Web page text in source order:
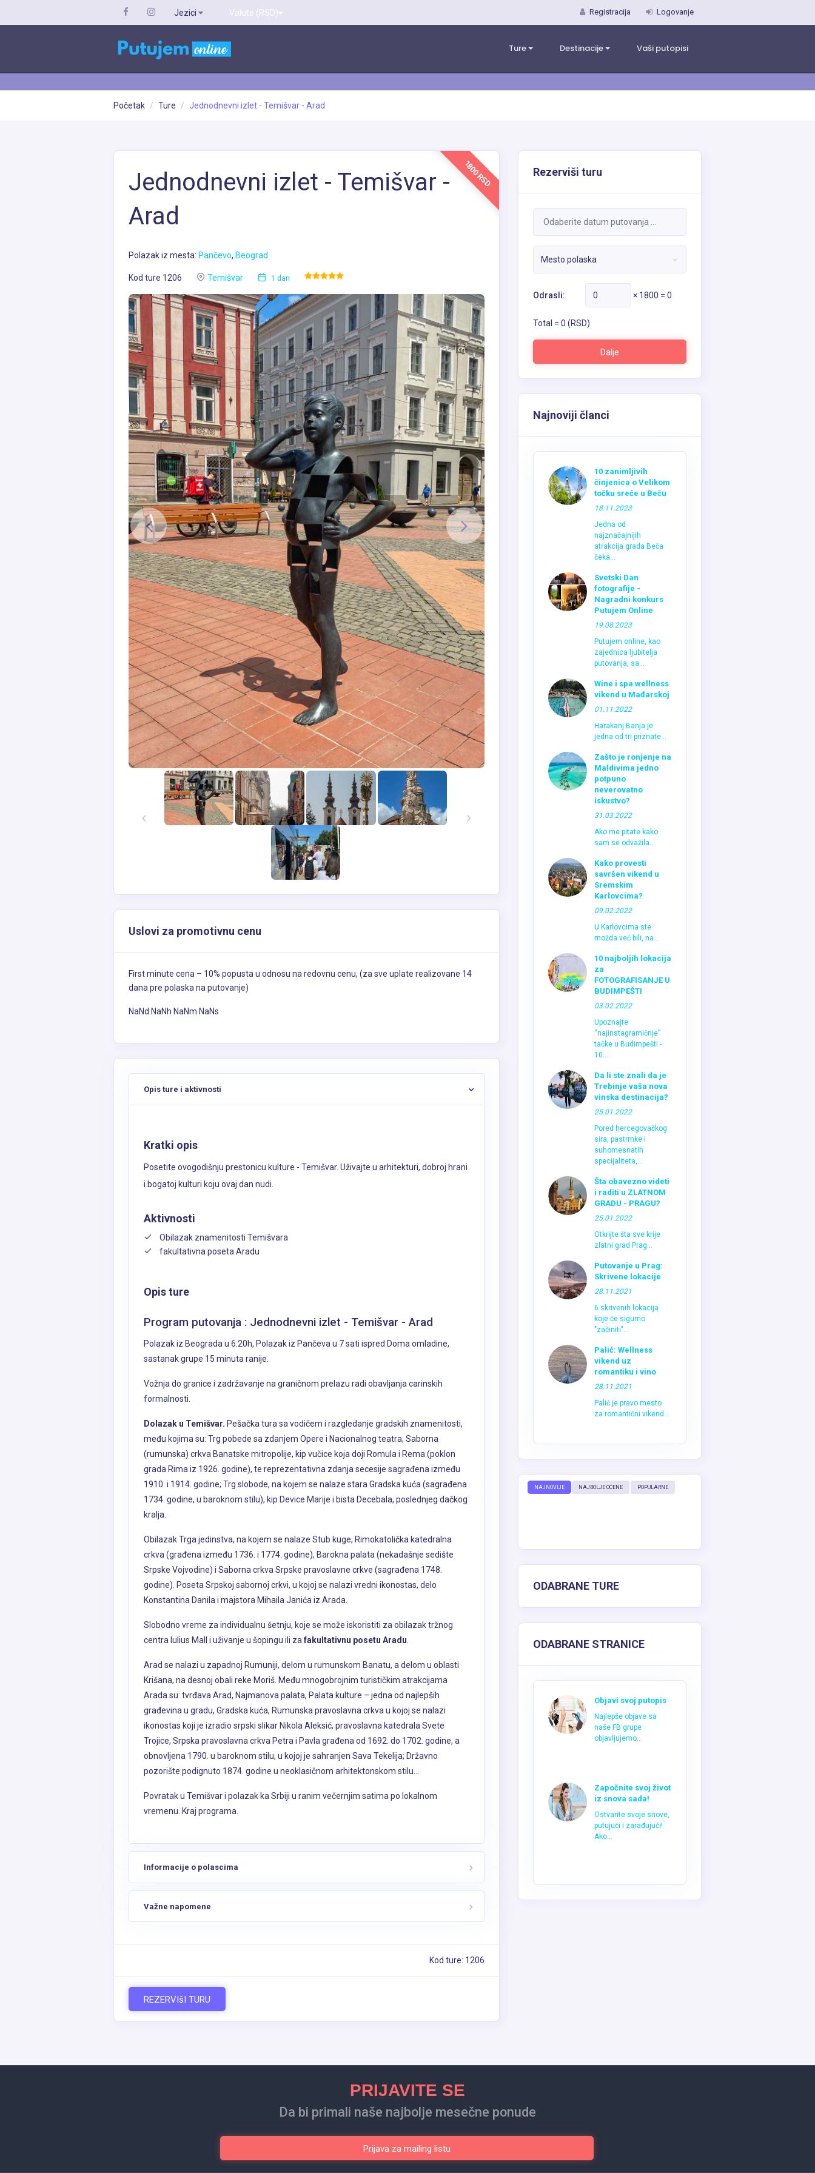
Jezici Valute (RSD) Registracija Logovanje
Ture Destinacije Vaši putopisi
Početak Ture Jednodnevni izlet - Temišvar - Arad
1800 RSD
Jednodnevni izlet - Temišvar -
Arad
Polazak iz mesta: Pančevo, Beograd
Kod ture 1206 Temišvar 1 dan
Uslovi za promotivnu cenu
First minute cena – 10% popusta u odnosu na redovnu cenu, (za sve uplate realizovane 14
dana pre polaska na putovanje)
NaNd NaNh NaNm NaNs
Opis ture i aktivnosti
Kratki opis
Posetite ovogodišnju prestonicu kulture - Temišvar. Uživajte u arhitekturi, dobroj hrani
i bogatoj kulturi koju ovaj dan nudi.
Aktivnosti
Obilazak znamenitosti Temišvara
fakultativna poseta Aradu
Opis ture
Program putovanja : Jednodnevni izlet - Temišvar - Arad
Polazak iz Beograda u 6.20h, Polazak iz Pančeva u 7 sati ispred Doma omladine,
sastanak grupe 15 minuta ranije.
Vožnja do granice i zadržavanje na graničnom prelazu radi obavljanja carinskih
formalnosti.
Dolazak u Temišvar. Pešačka tura sa vodičem i razgledanje gradskih znamenitosti,
među kojima su: Trg pobede sa zdanjem Opere i Nacionalnog teatra, Saborna
(rumunska) crkva Banatske mitropolije, kip vučice koja doji Romula i Rema (poklon
grada Rima iz 1926. godine), te reprezentativna zdanja secesije sagrađena između
1910. i 1914. godine; Trg slobode, na kojem se nalaze stara Gradska kuća (sagrađena
1734. godine, u baroknom stilu), kip Device Marije i bista Decebala, poslednjeg dačkog
kralja.
Obilazak Trga jedinstva, na kojem se nalaze Stub kuge, Rimokatolička katedralna
crkva (građena između 1736. i 1774. godine), Barokna palata (nekadašnje sedište
Srpske Vojvodine) i Saborna crkva Srpske pravoslavne crkve (sagrađena 1748.
godine). Poseta Srpskoj sabornoj crkvi, u kojoj se nalazi vredni ikonostas, delo
Konstantina Danila i majstora Mihaila Janića iz Arada.
Slobodno vreme za individualnu šetnju, koje se može iskoristiti za obilazak tržnog
centra Iulius Mall i uživanje u šopingu ili za fakultativnu posetu Aradu
Arad se nalazi u zapadnoj Rumuniji, delom u rumunskom Banatu, a delom u oblasti
Krišana, na desnoj obali reke Moriš. Među mnogobrojnim turističkim atrakcijama
Arada su: tvrđava Arad, Najmanova palata, Palata kulture – jedna od najlepših
građevina u gradu, Gradska kuća, Rumunska pravoslavna crkva u kojoj se nalazi
ikonostas koji je izradio srpski slikar Nikola Aleksić, pravoslavna katedrala Svete
Trojice, Srpska pravoslavna crkva Petra i Pavla građena od 1692. do 1702. godine, a
obnovljena 1790. u baroknom stilu, u kojoj je sahranjen Sava Tekelija; Državno
pozorište podignuto 1874. godine u neoklasičnom arhitektonskom stilu...
Povratak u Temišvar i polazak ka Srbiji u ranim večernjim satima po lokalnom
vremenu. Kraj programa.
Informacije o polascima
Važne napomene
Kod ture: 1206
REZERVIšI TURU
Rezerviši turu
Mesto polaska
Odrasli: × 1800 = 0
Total = 0 (RSD)
Dalje
Najnoviji članci
10 zanimljivih
činjenica o Velikom
točku sreće u Beču
18.11.2023
Jedna od
najznačajnijih
atrakcija grada Beča
čeka...
Svetski Dan
fotografije -
Nagradni konkurs
Putujem Online
19.08.2023
Putujem online, kao
zajednica ljubitelja
putovanja, sa...
Wine i spa wellness
vikend u Mađarskoj
01.11.2022
Harakanj Banja je
jedna od tri priznate...
Zašto je ronjenje na
Maldivima jedno
potpuno
neverovatno
iskustvo?
31.03.2022
Ako me pitate kako
sam se odvažila...
Kako provesti
savršen vikend u
Sremskim
Karlovcima?
09.02.2022
U Karlovcima ste
možda već bili, na...
10 najboljih lokacija
za
FOTOGRAFISANJE U
BUDIMPEŠTI
03.02.2022
Upoznajte
“najinstagramičnje”
tačke u Budimpešti -
10...
Da li ste znali da je
Trebinje vaša nova
vinska destinacija?
25.01.2022
Pored hercegovačkog
sira, pastrmke i
suhomesnatih
specijaliteta,...
Šta obavezno videti
i raditi u ZLATNOM
GRADU - PRAGU?
25.01.2022
Otkrijte šta sve krije
zlatni grad Prag...
Putovanje u Prag:
Skrivene lokacije
28.11.2021
6 skrivenih lokacija
koje će sigurno
"začiniti"...
Palić: Wellness
vikend uz
romantiku i vino
28.11.2021
Palić je pravo mesto
za romantični vikend...
NAJNOVIJE NAJBOLJE OCENE POPULARNE
ODABRANE TURE
ODABRANE STRANICE
Objavi svoj putopis
Najlepše objave sa
naše FB grupe
objavljujemo...
Započnite svoj život
iz snova sada!
Ostvarite svoje snove,
putujući i zarađujući!
Ako...
PRIJAVITE SE
Da bi primali naše najbolje mesečne ponude
Prijava za mailing listu